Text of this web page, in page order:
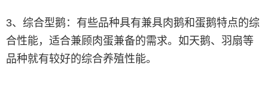
3、综合型鹅：有些品种具有兼具肉鹅和蛋鹅特点的综
合性能，适合兼顾肉蛋兼备的需求。如天鹅、羽扇等
品种就有较好的综合养殖性能。